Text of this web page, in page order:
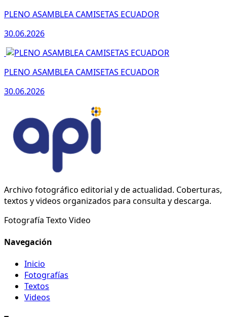
PLENO ASAMBLEA CAMISETAS ECUADOR
30.06.2026
PLENO ASAMBLEA CAMISETAS ECUADOR
30.06.2026
Archivo fotográfico editorial y de actualidad. Coberturas,
textos y videos organizados para consulta y descarga.
Fotografía Texto Video
Navegación
Inicio
Fotografías
Textos
Videos